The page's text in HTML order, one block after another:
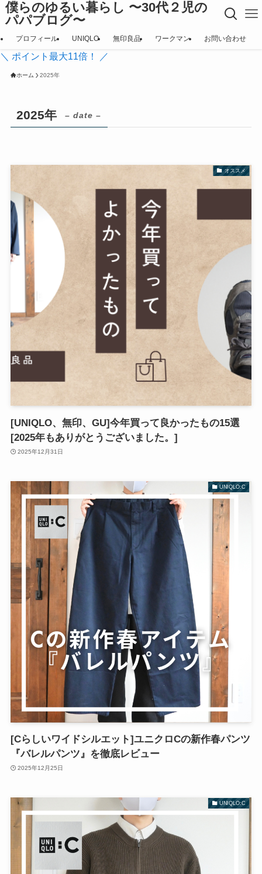
僕らのゆるい暮らし 〜30代２児の
パパブログ〜
プロフィール UNIQLO 無印良品 ワークマン お問い合わせ
＼ ポイント最大11倍！ ／
ホーム 2025年
2025年 – date –
オススメ
[UNIQLO、無印、GU]今年買って良かったもの15選
[2025年もありがとうございました。]
2025年12月31日
UNIQLO:C
[Cらしいワイドシルエット]ユニクロCの新作春パンツ
『バレルパンツ』を徹底レビュー
2025年12月25日
UNIQLO:C